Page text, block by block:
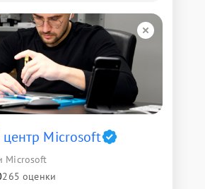
Microsoft
Microsoft
265 оценки